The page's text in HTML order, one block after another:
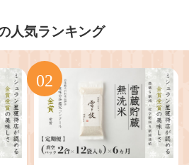
人気ランキング